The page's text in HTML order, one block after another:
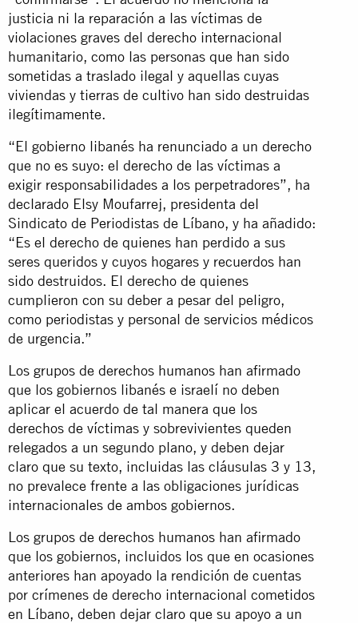
justicia ni la reparación a las víctimas de
violaciones graves del derecho internacional
humanitario, como las personas que han sido
sometidas a traslado ilegal y aquellas cuyas
viviendas y tierras de cultivo han sido destruidas
ilegítimamente.
“El gobierno libanés ha renunciado a un derecho
que no es suyo: el derecho de las víctimas a
exigir responsabilidades a los perpetradores”, ha
declarado Elsy Moufarrej, presidenta del
Sindicato de Periodistas de Líbano, y ha añadido:
“Es el derecho de quienes han perdido a sus
seres queridos y cuyos hogares y recuerdos han
sido destruidos. El derecho de quienes
cumplieron con su deber a pesar del peligro,
como periodistas y personal de servicios médicos
de urgencia.”
Los grupos de derechos humanos han afirmado
que los gobiernos libanés e israelí no deben
aplicar el acuerdo de tal manera que los
derechos de víctimas y sobrevivientes queden
relegados a un segundo plano, y deben dejar
claro que su texto, incluidas las cláusulas 3 y 13,
no prevalece frente a las obligaciones jurídicas
internacionales de ambos gobiernos.
Los grupos de derechos humanos han afirmado
que los gobiernos, incluidos los que en ocasiones
anteriores han apoyado la rendición de cuentas
por crímenes de derecho internacional cometidos
en Líbano, deben dejar claro que su apoyo a un